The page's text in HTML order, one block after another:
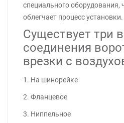
специального оборудования,
облегчает процесс установки.
Существует три
соединения
врезки с
1. На шинорейке
2. Фланцевое
3. Ниппельное